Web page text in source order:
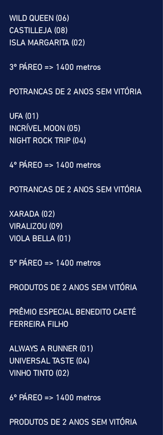
WILD QUEEN (06)
CASTILLEJA (08)
ISLA MARGARITA (02)
3º PÁREO => 1400 metros
POTRANCAS DE 2 ANOS SEM VITÓRIA
UFA (01)
INCRÍVEL MOON (05)
NIGHT ROCK TRIP (04)
4º PÁREO => 1400 metros
POTRANCAS DE 2 ANOS SEM VITÓRIA
XARADA (02)
VIRALIZOU (09)
VIOLA BELLA (01)
5º PÁREO => 1400 metros
PRODUTOS DE 2 ANOS SEM VITÓRIA
PRÊMIO ESPECIAL BENEDITO CAETÉ
FERREIRA FILHO
ALWAYS A RUNNER (01)
UNIVERSAL TASTE (04)
VINHO TINTO (02)
6º PÁREO => 1400 metros
PRODUTOS DE 2 ANOS SEM VITÓRIA